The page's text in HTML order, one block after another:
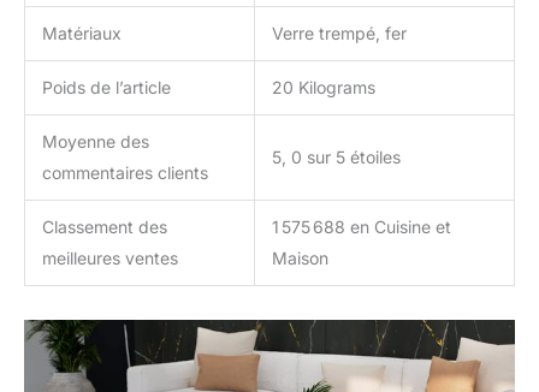
Matériaux Verre trempé, fer
Poids de l’article 20 Kilograms
Moyenne des
commentaires clients
5, 0 sur 5 étoiles
Classement des
meilleures ventes
1 575 688 en Cuisine et
Maison